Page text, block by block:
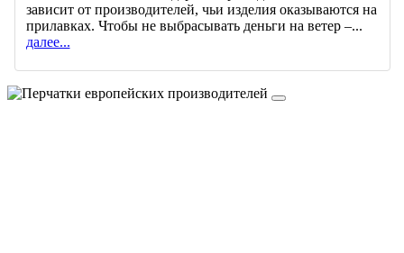
зависит от производителей, чьи изделия оказываются на
прилавках. Чтобы не выбрасывать деньги на ветер –...
далее...